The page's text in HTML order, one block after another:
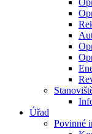
Úřad
Povinné